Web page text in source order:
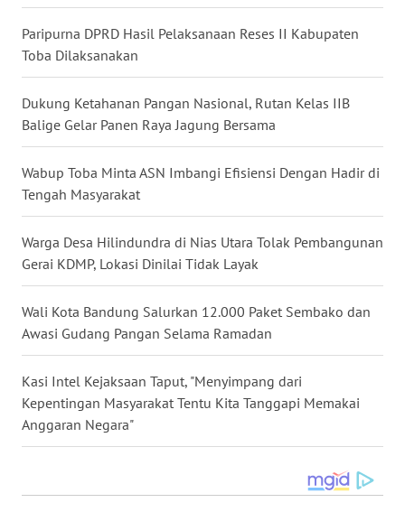
Paripurna DPRD Hasil Pelaksanaan Reses II Kabupaten
Toba Dilaksanakan
Dukung Ketahanan Pangan Nasional, Rutan Kelas IIB
Balige Gelar Panen Raya Jagung Bersama
Wabup Toba Minta ASN Imbangi Efisiensi Dengan Hadir di
Tengah Masyarakat
Warga Desa Hilindundra di Nias Utara Tolak Pembangunan
Gerai KDMP, Lokasi Dinilai Tidak Layak
Wali Kota Bandung Salurkan 12.000 Paket Sembako dan
Awasi Gudang Pangan Selama Ramadan
Kasi Intel Kejaksaan Taput, "Menyimpang dari
Kepentingan Masyarakat Tentu Kita Tanggapi Memakai
Anggaran Negara"
TINGGI
WN
PAKPAK
WN
KARAWANG
WN
WN
WN
DEPOK
WN
TAPANULI
UTARA
SAMOSIR